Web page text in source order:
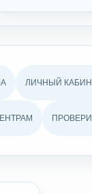
ЛИЧНЫЙ